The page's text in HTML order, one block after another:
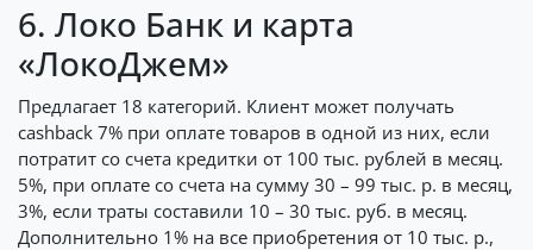
6. Локо Банк и карта
«ЛокоДжем»
Предлагает 18 категорий. Клиент может получать
cashback 7% при оплате товаров в одной из них, если
потратит со счета кредитки от 100 тыс. рублей в месяц.
5%, при оплате со счета на сумму 30 – 99 тыс. р. в месяц,
3%, если траты составили 10 – 30 тыс. руб. в месяц.
Дополнительно 1% на все приобретения от 10 тыс. р.,